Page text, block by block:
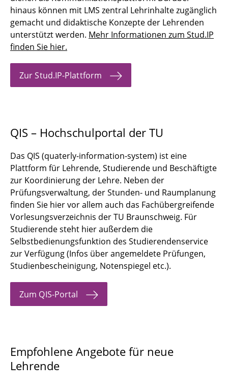
hinaus können mit LMS zentral Lehrinhalte zugänglich
gemacht und didaktische Konzepte der Lehrenden
unterstützt werden. Mehr Informationen zum Stud.IP
finden Sie hier.
Zur Stud.IP-Plattform
QIS – Hochschulportal der TU
Das QIS (quaterly-information-system) ist eine
Plattform für Lehrende, Studierende und Beschäftigte
zur Koordinierung der Lehre. Neben der
Prüfungsverwaltung, der Stunden- und Raumplanung
finden Sie hier vor allem auch das Fachübergreifende
Vorlesungsverzeichnis der TU Braunschweig. Für
Studierende steht hier außerdem die
Selbstbedienungsfunktion des Studierendenservice
zur Verfügung (Infos über angemeldete Prüfungen,
Studienbescheinigung, Notenspiegel etc.).
Zum QIS-Portal
Empfohlene Angebote für neue
Lehrende